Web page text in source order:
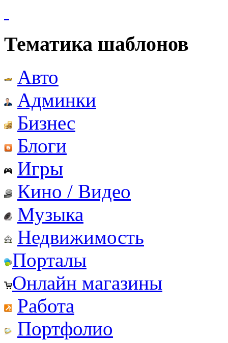
Тематика шаблонов
Авто
Админки
Бизнес
Блоги
Игры
Кино / Видео
Музыка
Недвижимость
Порталы
Онлайн магазины
Работа
Портфолио